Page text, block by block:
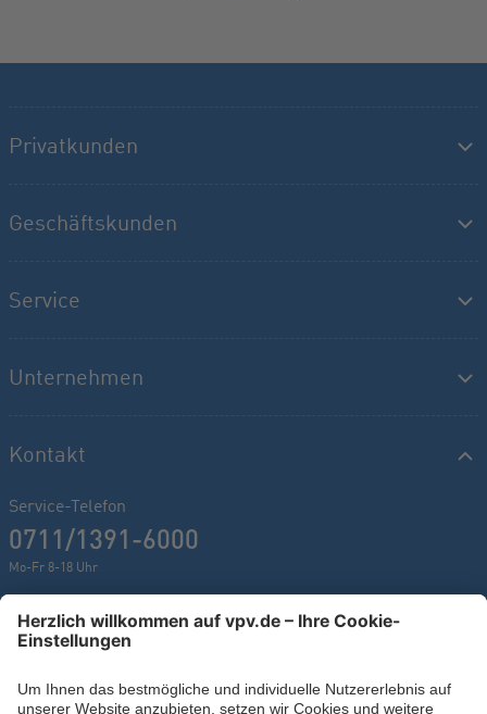
Privatkunden
Geschäftskunden
Service
Unternehmen
Kontakt
Service-Telefon
0711/1391-6000
Mo-Fr 8-18 Uhr
Kontaktformular